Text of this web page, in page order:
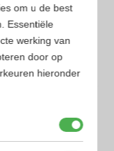
zodat jij
om u de best
Essentiële
werking van
door op
hieronder